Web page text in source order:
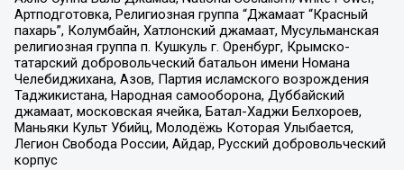
Артподготовка, Религиозная группа “Джамаат “Красный
пахарь”, Колумбайн, Хатлонский джамаат, Мусульманская
религиозная группа п. Кушкуль г. Оренбург, Крымско-
татарский добровольческий батальон имени Номана
Челебиджихана, Азов, Партия исламского возрождения
Таджикистана, Народная самооборона, Дуббайский
джамаат, московская ячейка, Батал-Хаджи Белхороев,
Маньяки Культ Убийц, Молодёжь Которая Улыбается,
Легион Свобода России, Айдар, Русский добровольческий
корпус